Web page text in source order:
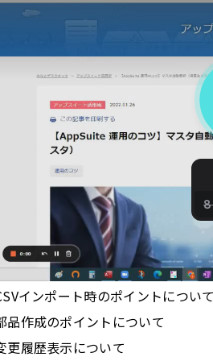
について＞
インポート時のポイントについ
作成のポイントについて
履歴表示について